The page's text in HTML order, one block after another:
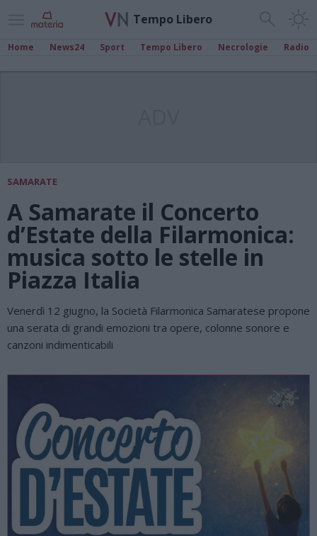
Tempo Libero
Home News24 Sport Tempo Libero Necrologie Radio
SAMARATE
A Samarate il Concerto
d’Estate della Filarmonica:
musica sotto le stelle in
Piazza Italia
Venerdì 12 giugno, la Società Filarmonica Samaratese propone
una serata di grandi emozioni tra opere, colonne sonore e
canzoni indimenticabili